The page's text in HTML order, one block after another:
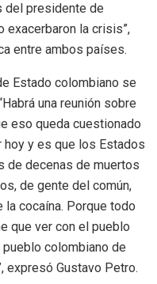
del presidente de
exacerbaron la crisis”,
entre ambos países.
Estado colombiano se
una reunión sobre
eso queda cuestionado
hoy y es que los Estados
de decenas de muertos
de gente del común,
cocaína. Porque todo
que ver con el pueblo
colombiano de
expresó Gustavo Petro.